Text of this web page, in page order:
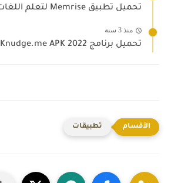
تحميل تطبيق Memrise لتعلم اللغات
منذ 3 سنة
تحميل برنامج Knudge.me APK 2022‏
تطبيقات